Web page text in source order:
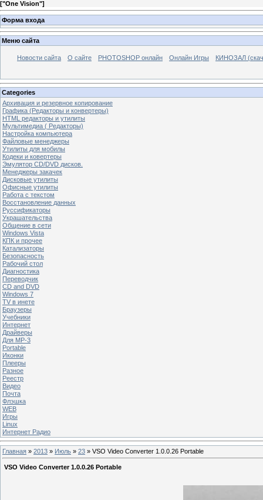
["One Vision"]
Форма входа
Меню сайта
Новости сайта О сайте PHOTOSHOP онлайн Онлайн Игры КИНОЗАЛ
Categories
Архивация и резервное копирование
Графика (Редакторы и конвертеры)
HTML редакторы и утилиты
Мультимедиа ( Редакторы)
Настройка компьютера
Файловые менеджеры
Утилиты для мобилы
Кодеки и ковертеры
Эмулятор CD/DVD дисков.
Менеджеры закачек
Дисковые утилиты
Офисные утилиты
Работа с текстом
Восстановление данных
Руссификаторы
Украшательства
Общение в сети
Windows Vista
КПК и прочее
Катализаторы
Безопасность
Рабочий стол
Диагностика
Переводчик
CD and DVD
Windows 7
TV в инете
Браузеры
Учебники
Интернет
Драйверы
Для MP-3
Portable
Иконки
Плееры
Разное
Реестр
Видео
Почта
Флэшка
WEB
Игры
Linux
Интернет Радио
Главная » 2013 » Июль » 23 » VSO Video Converter 1.0.0.26 Portable
VSO Video Converter 1.0.0.26 Portable